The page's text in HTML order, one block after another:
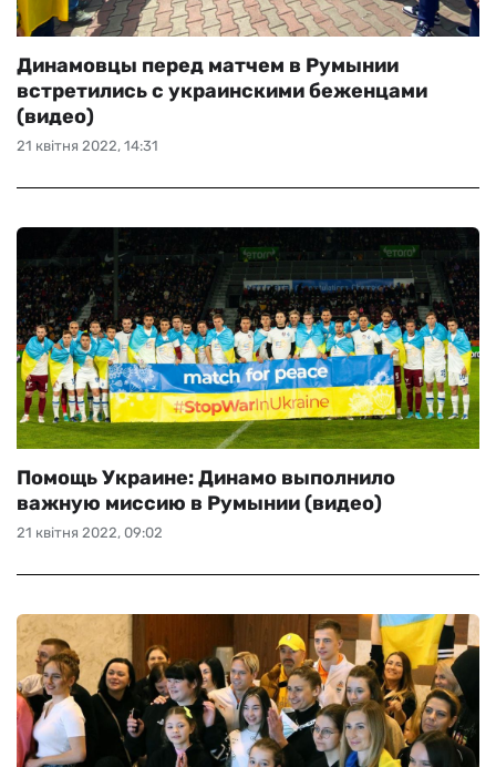
21 квітня 2022, 14:31
Динамовцы перед матчем в Румынии
встретились с украинскими беженцами
(видео)
21 квітня 2022, 09:02
Помощь Украине: Динамо выполнило
важную миссию в Румынии (видео)